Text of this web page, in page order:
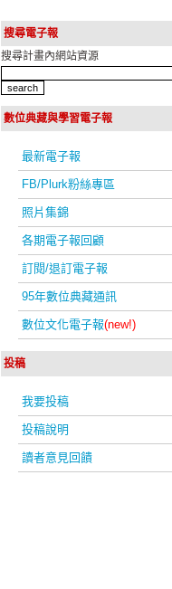
搜尋電子報
搜尋計畫內網站資源
數位典藏與學習電子報
最新電子報
FB/Plurk粉絲專區
照片集錦
各期電子報回顧
訂閱/退訂電子報
95年數位典藏通訊
數位文化電子報(new!)
投稿
我要投稿
投稿說明
讀者意見回饋